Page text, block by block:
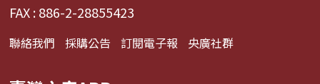
FAX : 886-2-28855423
聯絡我們 採購公告 訂閱電子報 央廣社群